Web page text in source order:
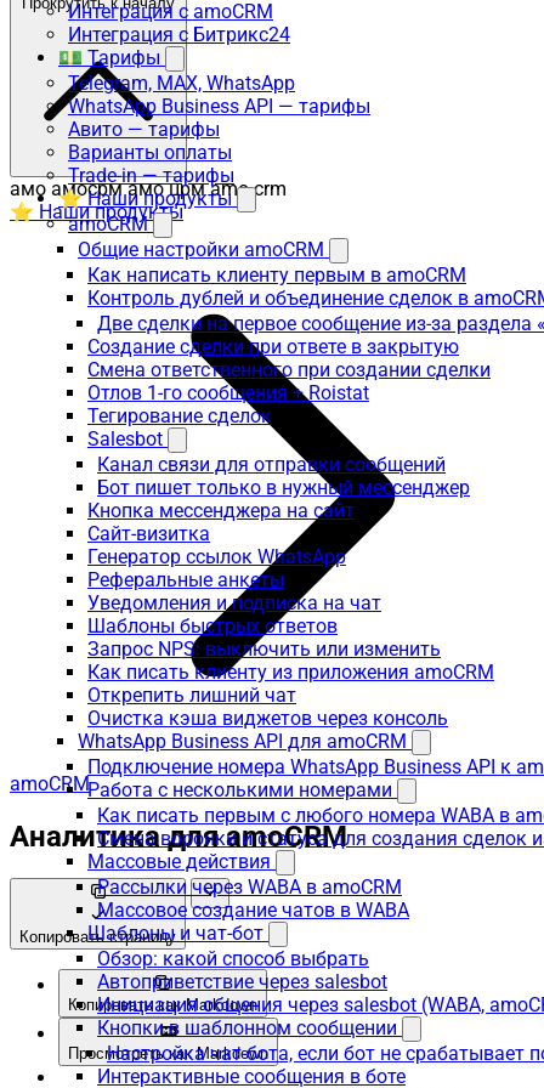
Интеграция с amoCRM
Интеграция с Битрикс24
💵 Тарифы
Telegram, MAX, WhatsApp
WhatsApp Business API — тарифы
Авито — тарифы
Варианты оплаты
Trade-in — тарифы
⭐ Наши продукты
amoCRM
Общие настройки amoCRM
Как написать клиенту первым в amoCRM
Контроль дублей и объединение сделок в
Две сделки на первое сообщение из-за раздела
Создание сделки при ответе в закрытую
Смена ответственного при создании сделки
Отлов 1-го сообщения + Roistat
Тегирование сделок
Salesbot
Канал связи для отправки сообщений
Бот пишет только в нужный мессенджер
Кнопка мессенджера на сайт
Сайт-визитка
Генератор ссылок WhatsApp
Реферальные анкеты
Уведомления и подписка на чат
Шаблоны быстрых ответов
Запрос NPS: выключить или изменить
Как писать клиенту из приложения amoCRM
Открепить лишний чат
Очистка кэша виджетов через консоль
WhatsApp Business API для amoCRM
Подключение номера WhatsApp Business API к
Работа с несколькими номерами
Как писать первым с любого номера WABA в
Смена воронки и статуса для создания сделок
Массовые действия
Рассылки через WABA в amoCRM
Массовое создание чатов в WABA
Шаблоны и чат-бот
Обзор: какой способ выбрать
Автоприветствие через salesbot
Инициация общения через salesbot (WABA,
Кнопки в шаблонном сообщении
Настройка чат-бота, если бот не срабатывает
Интерактивные сообщения в боте
амо амосрм амо црм amo crm
⭐ Наши продукты
amoCRM
Аналитика для amoCRM
Копировать страницу
Копировать как Markdown
Просмотреть как Markdown